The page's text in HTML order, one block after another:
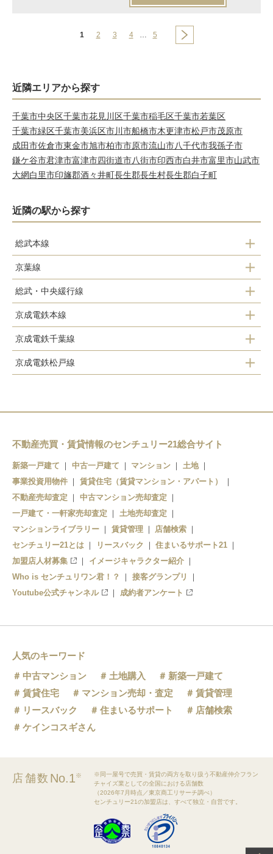
1 2 3 4 … 5
近隣エリアから探す
千葉市中央区千葉市花見川区千葉市稲毛区千葉市若葉区
千葉市緑区千葉市美浜区市川市船橋市木更津市松戸市茂原市
成田市佐倉市東金市旭市柏市市原市流山市八千代市我孫子市
鎌ケ谷市君津市富津市四街道市八街市印西市白井市富里市山武市
大網白里市印旛郡酒々井町長生郡長生村長生郡白子町
近隣の駅から探す
総武本線
津田沼駅
京葉線
新習志野駅
総武・中央緩行線
津田沼駅
京成電鉄本線
谷津駅
京成津田沼駅
京成電鉄千葉線
京成津田沼駅
京成電鉄松戸線
新津田沼駅
不動産売買・賃貸情報のセンチュリー21総合サイト
新築一戸建て 中古一戸建て マンション
土地
事業投資用物件
賃貸住宅（賃貸マンション・アパート）
不動産売却査定
中古マンション売却査定
一戸建て・一軒家売却査定
土地売却査定
マンションライブラリー
賃貸管理
店舗検索
センチュリー21とは
リースバック
住まいるサポート21
加盟店人材募集
イメージキャラクター紹介
Who is センチュリワン君！？
接客グランプリ
Youtube公式チャンネル
成約者アンケート
人気のキーワード
中古マンション
土地購入
新築一戸建て
賃貸住宅
マンション売却・査定
賃貸管理
リースバック
住まいるサポート
店舗検索
ケインコスギさん
店舗数 No.1※
※同一屋号で売買・賃貸の両方を取り扱う不動産仲介フラン
チャイズ業としての全国における店舗数
（2026年7月時点／東京商工リサーチ調べ）
センチュリー21の加盟店は、すべて独立・自営です。